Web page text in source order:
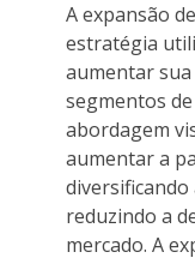
A expansão
estratégia
aumentar
segmentos
abordagem
aumentar a
diversificando
reduzindo a
mercado. A